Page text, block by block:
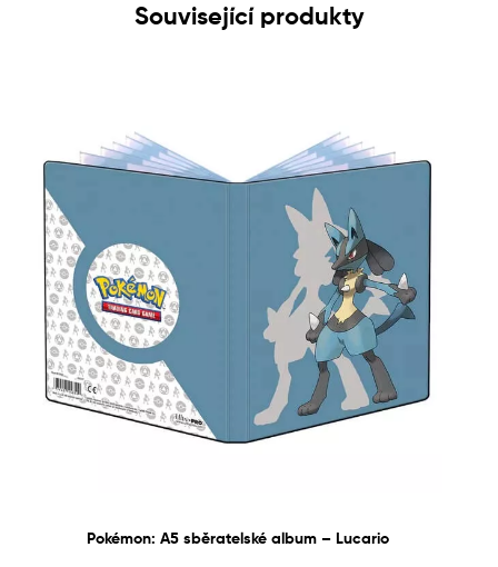
Související produkty
Pokémon: A5 sběratelské album – Lucario